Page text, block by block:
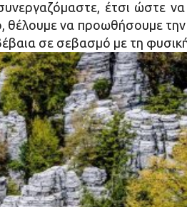
έτσι ώστε να
να προωθήσουμε την
σε σεβασμό με τη φυσική